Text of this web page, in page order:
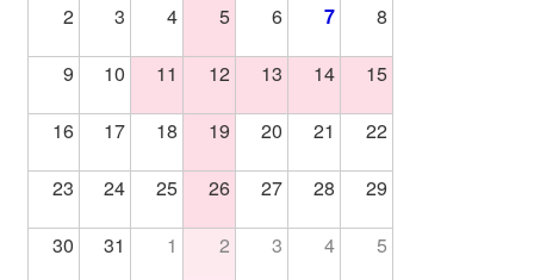
2 3 4 5 6 7 8
9 10 11 12 13 14 15
16 17 18 19 20 21 22
23 24 25 26 27 28 29
30 31 1 2 3 4 5